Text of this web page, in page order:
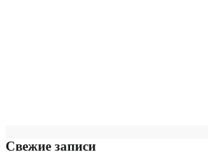
Свежие записи